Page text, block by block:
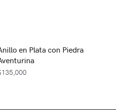
en Plata con Piedra
135,000